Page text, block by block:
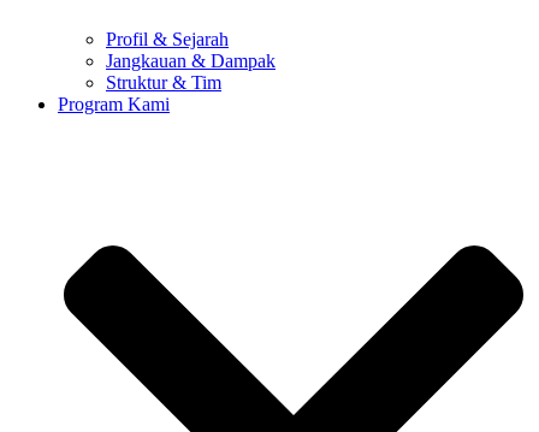
Profil & Sejarah
Jangkauan & Dampak
Struktur & Tim
Program Kami